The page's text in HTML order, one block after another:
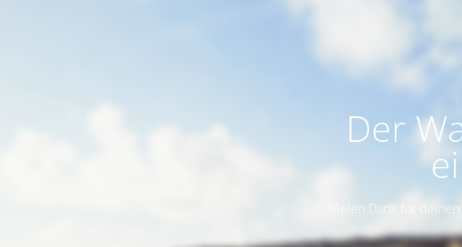
Der
Vielen Dank für